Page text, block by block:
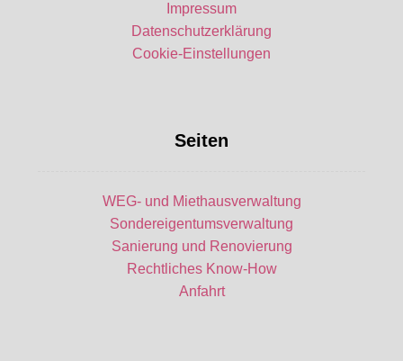
Impressum
Datenschutzerklärung
Cookie-Einstellungen
Seiten
WEG- und Miethausverwaltung
Sondereigentumsverwaltung
Sanierung und Renovierung
Rechtliches Know-How
Anfahrt